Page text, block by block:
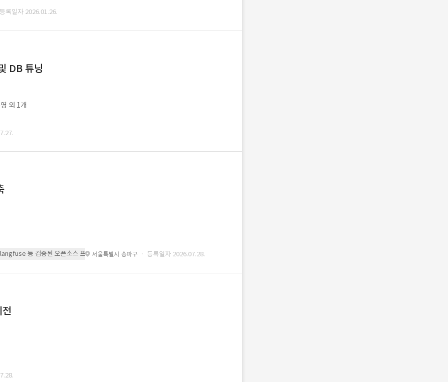
록일자 2026.01.26.
DB 튜닝
외 1개
등 검증된 오픈소스 프레임워크를 기반으로 시스템을 구축
서울특별시 송파구 · 등록일자 2026.07.28.